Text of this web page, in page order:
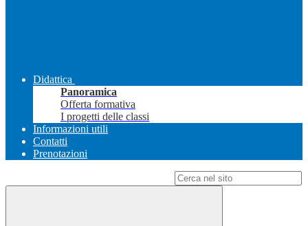
Didattica
Panoramica
Offerta formativa
I progetti delle classi
Informazioni utili
Contatti
Prenotazioni